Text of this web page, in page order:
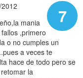
7
mania
,primero
o no cumples un
a veces te
hace de todo pero se
la